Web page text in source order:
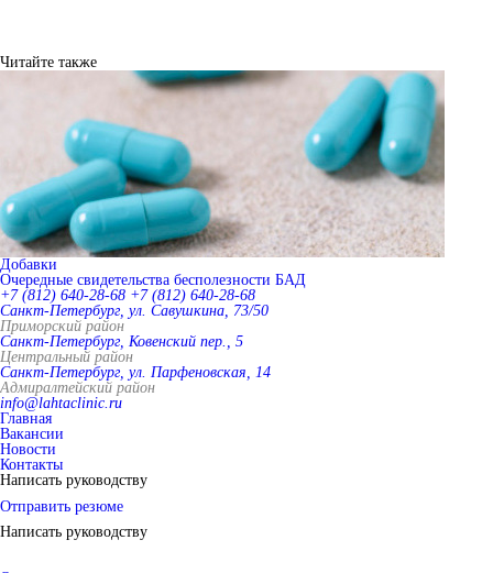
Читайте также
Добавки
Очередные свидетельства бесполезности БАД
+7 (812) 640-28-68 +7 (812) 640-28-68
Санкт-Петербург, ул. Савушкина, 73/50
Приморский район
Санкт-Петербург, Ковенский пер., 5
Центральный район
Санкт-Петербург, ул. Парфеновская, 14
Адмиралтейский район
info@lahtaclinic.ru
Главная
Вакансии
Новости
Контакты
Написать руководству
Отправить резюме
Написать руководству